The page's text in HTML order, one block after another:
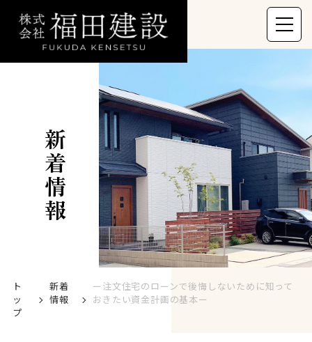
新着情報
ト
ッ
プ
新着
情報
ー注文住宅のローンで後悔しないために知って
おきたい資金計画の基本ー